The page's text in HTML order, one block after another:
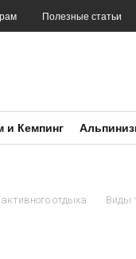
Полезные статьи
и Кемпинг
отдыха Виды